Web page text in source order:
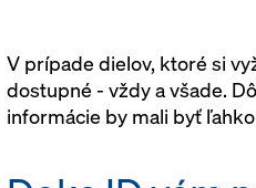
V prípade dielov, ktoré si
dostupné - vždy a všade.
informácie by mali byť